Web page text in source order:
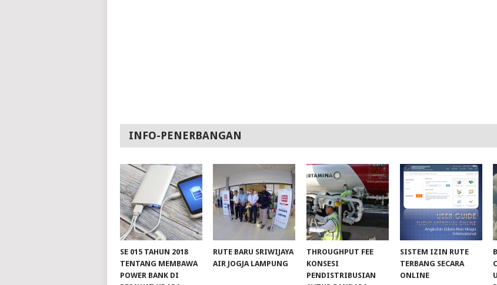
INFO-PENERBANGAN
SE 015 TAHUN 2018
TENTANG MEMBAWA
POWER BANK DI
RUTE BARU SRIWIJAYA
AIR JOGJA LAMPUNG
THROUGHPUT FEE
KONSESI
PENDISTRIBUSIAN
SISTEM IZIN RUTE
TERBANG SECARA
ONLINE